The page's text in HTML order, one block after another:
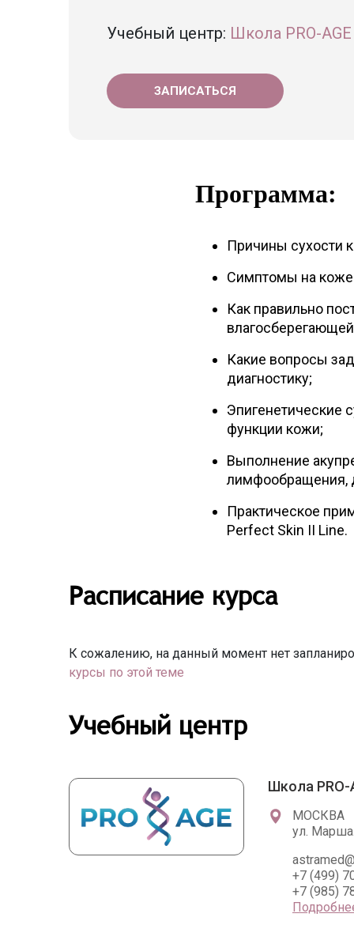
Учебный центр: Школа PRO-
ЗАПИСАТЬСЯ
Программа:
Причины сухости
Симптомы на коже
Как правильно
Какие вопросы
диагностику;
Эпигенетические
функции кожи;
Выполнение
лимфообращения,
Практическое
Perfect Skin II Line.
Расписание курса
К сожалению, на данный момент нет
курсы по этой теме
Учебный центр
Школа
МОСКВА
ул.
+7 (499)
+7 (985)